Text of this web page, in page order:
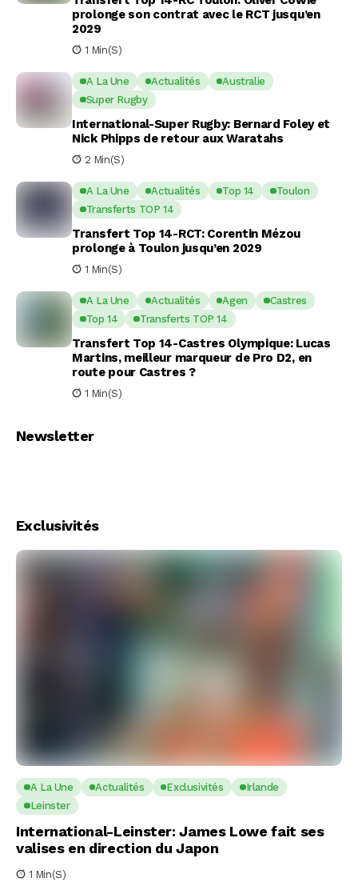
prolonge son contrat avec le RCT jusqu’en
2029
1 Min(s)
A La Une Actualités
Australie
Super Rugby
International-Super Rugby: Bernard Foley et
Nick Phipps de retour aux Waratahs
2 Min(s)
A La Une Actualités Top 14
Toulon
Transferts TOP 14
Transfert Top 14-RCT: Corentin Mézou
prolonge à Toulon jusqu’en 2029
1 Min(s)
A La Une Actualités Agen
Castres
Top 14
Transferts TOP 14
Transfert Top 14-Castres Olympique: Lucas
Martins, meilleur marqueur de Pro D2, en
route pour Castres ?
1 Min(s)
Newsletter
Exclusivités
A La Une Actualités Exclusivités
Irlande
Leinster
International-Leinster: James Lowe fait ses
valises en direction du Japon
1 Min(s)